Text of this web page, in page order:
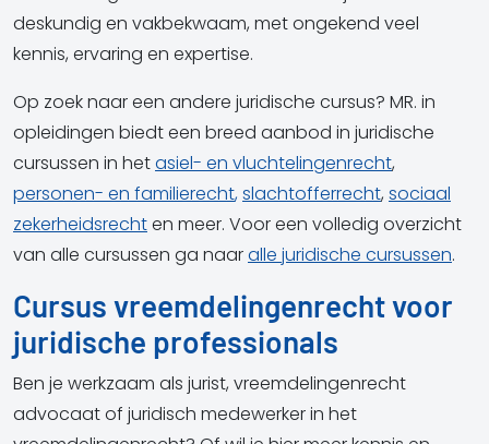
deskundig en vakbekwaam, met ongekend veel
kennis, ervaring en expertise.
Op zoek naar een andere juridische cursus? MR. in
opleidingen biedt een breed aanbod in juridische
cursussen in hetasiel- en vluchtelingenrecht,
personen- en familierecht,slachtofferrecht, sociaal
zekerheidsrechten meer. Voor een volledig overzicht
van alle cursussen ga naaralle juridische cursussen.
Cursus vreemdelingenrecht voor
juridische professionals
Ben je werkzaam als jurist, vreemdelingenrecht
advocaat of juridisch medewerker in het